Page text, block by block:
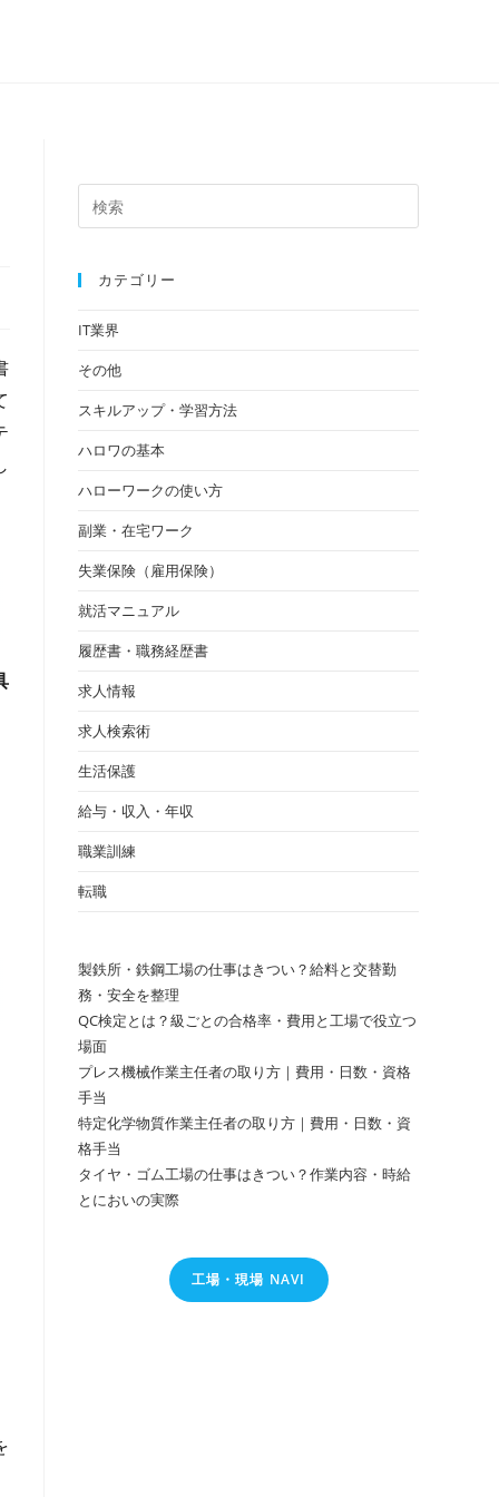
カテゴリー
IT業界
その他
スキルアップ・学習方法
ハロワの基本
ハローワークの使い方
副業・在宅ワーク
失業保険（雇用保険）
就活マニュアル
履歴書・職務経歴書
求人情報
求人検索術
生活保護
給与・収入・年収
職業訓練
転職
製鉄所・鉄鋼工場の仕事はきつい？給料と交替勤
務・安全を整理
QC検定とは？級ごとの合格率・費用と工場で役立つ
場面
プレス機械作業主任者の取り方｜費用・日数・資格
手当
特定化学物質作業主任者の取り方｜費用・日数・資
格手当
タイヤ・ゴム工場の仕事はきつい？作業内容・時給
とにおいの実際
工場・現場 NAVI